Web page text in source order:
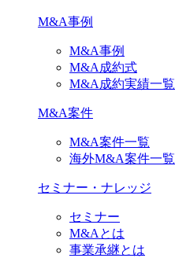
M&A事例
M&A事例
M&A成約式
M&A成約実績一覧
M&A案件
M&A案件一覧
海外M&A案件一覧
セミナー・ナレッジ
セミナー
M&Aとは
事業承継とは